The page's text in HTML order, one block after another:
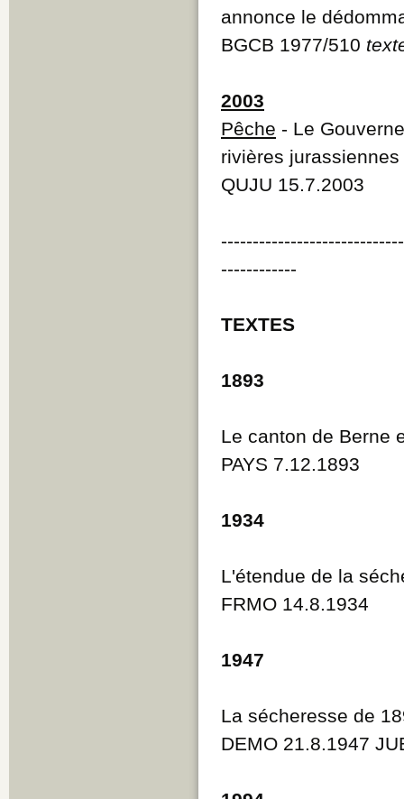
annonce le
BGCB 1977/510
2003
Pêche - Le
rivières jurassiennes
QUJU 15.7.2003
------------
TEXTES
1893
Le canton de Berne
PAYS 7.12.1893
1934
L'étendue de la
FRMO 14.8.1934
1947
La sécheresse de
DEMO 21.8.1947